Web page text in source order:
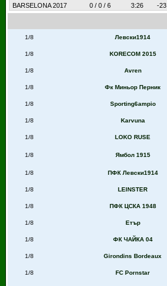
BARSELONA 2017
0 / 0 / 6 3:26 -23
1/8 Левски1914
1/8 KORECOM 2015
1/8 Avren
1/8 Фк Миньор Перник
1/8 Sporting6ampio
1/8 Karvuna
1/8 LOKO RUSE
1/8 Ямбол 1915
1/8 ПФК Левски1914
1/8 LEINSTER
1/8 ПФК ЦСКА 1948
1/8 Етър
1/8 ФК ЧАЙКА 04
1/8 Girondins Bordeaux
1/8 FC Pornstar